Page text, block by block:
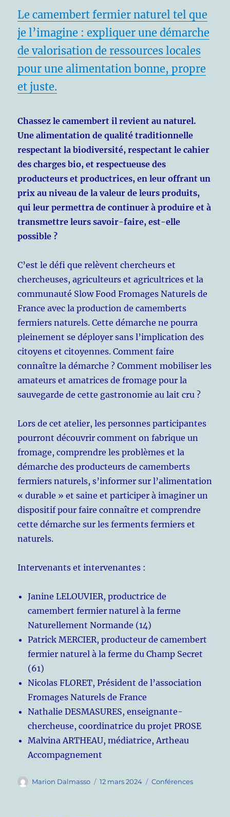
Le camembert fermier naturel tel que
je l’imagine : expliquer une démarche
de valorisation de ressources locales
pour une alimentation bonne, propre
et juste.
Chassez le camembert il revient au naturel.
Une alimentation de qualité traditionnelle
respectant la biodiversité, respectant le cahier
des charges bio, et respectueuse des
producteurs et productrices, en leur offrant un
prix au niveau de la valeur de leurs produits,
qui leur permettra de continuer à produire et à
transmettre leurs savoir-faire, est-elle
possible ?
C’est le défi que relèvent chercheurs et
chercheuses, agriculteurs et agricultrices et la
communauté Slow Food Fromages Naturels de
France avec la production de camemberts
fermiers naturels. Cette démarche ne pourra
pleinement se déployer sans l’implication des
citoyens et citoyennes. Comment faire
connaître la démarche ? Comment mobiliser les
amateurs et amatrices de fromage pour la
sauvegarde de cette gastronomie au lait cru ?
Lors de cet atelier, les personnes participantes
pourront découvrir comment on fabrique un
fromage, comprendre les problèmes et la
démarche des producteurs de camemberts
fermiers naturels, s’informer sur l’alimentation
« durable » et saine et participer à imaginer un
dispositif pour faire connaître et comprendre
cette démarche sur les ferments fermiers et
naturels.
Intervenants et intervenantes :
Janine LELOUVIER, productrice de
camembert fermier naturel à la ferme
Naturellement Normande (14)
Patrick MERCIER, producteur de camembert
fermier naturel à la ferme du Champ Secret
(61)
Nicolas FLORET, Président de l’association
Fromages Naturels de France
Nathalie DESMASURES, enseignante-
chercheuse, coordinatrice du projet PROSE
Malvina ARTHEAU, médiatrice, Artheau
Accompagnement
Auteur
Marion Dalmasso
Publié
12 mars 2024 Catégories
Conférences